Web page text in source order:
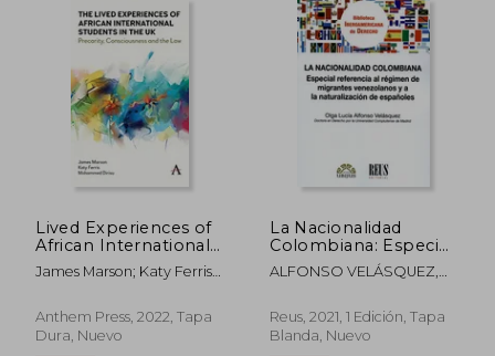
Lived Experiences of
African International
Students in the uk:
Precarity,
the law (en Inglés)
James Marson; Katy Ferris;
Anthem Press, 2022, Tapa
Dura, Nuevo
La Nacionalidad
Colombiana: Especial
Referencia al
Régimen de
Venezolanos y a la
Naturalización de
ALFONSO VELÁSQUEZ,
Reus, 2021, 1 Edición, Tapa
Blanda, Nuevo